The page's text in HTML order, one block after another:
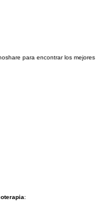
para encontrar los mejores
: